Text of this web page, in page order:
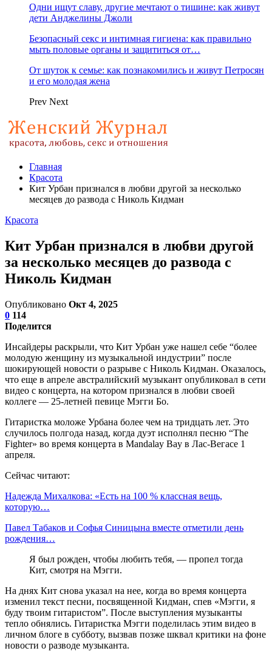
Одни ищут славу, другие мечтают о тишине: как живут
дети Анджелины Джоли
Безопасный секс и интимная гигиена: как правильно
мыть половые органы и защититься от…
От шуток к семье: как познакомились и живут Петросян
и его молодая жена
Prev Next
Главная
Красота
Кит Урбан признался в любви другой за несколько
месяцев до развода с Николь Кидман
Красота
Кит Урбан признался в любви другой
за несколько месяцев до развода с
Николь Кидман
Опубликовано Окт 4, 2025
0 114
Поделится
Инсайдеры раскрыли, что Кит Урбан уже нашел себе “более
молодую женщину из музыкальной индустрии” после
шокирующей новости о разрыве с Николь Кидман. Оказалось,
что еще в апреле австралийский музыкант опубликовал в сети
видео с концерта, на котором признался в любви своей
коллеге — 25-летней певице Мэгги Бо.
Гитаристка моложе Урбана более чем на тридцать лет. Это
случилось полгода назад, когда дуэт исполнял песню “The
Fighter» во время концерта в Mandalay Bay в Лас-Вегасе 1
апреля.
Сейчас читают:
Надежда Михалкова: «Есть на 100 % классная вещь,
которую…
Павел Табаков и Софья Синицына вместе отметили день
рождения…
Я был рожден, чтобы любить тебя, — пропел тогда
Кит, смотря на Мэгги.
На днях Кит снова указал на нее, когда во время концерта
изменил текст песни, посвященной Кидман, спев «Мэгги, я
буду твоим гитаристом”. После выступления музыканты
тепло обнялись. Гитаристка Мэгги поделилась этим видео в
личном блоге в субботу, вызвав позже шквал критики на фоне
новости о разводе музыканта.